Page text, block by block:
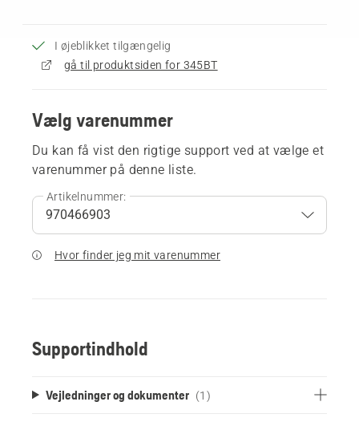
I øjeblikket tilgængelig
gå til produktsiden for 345BT
Vælg varenummer
Du kan få vist den rigtige support ved at vælge et
varenummer på denne liste.
Artikelnummer:
Hvor finder jeg mit varenummer
Supportindhold
Vejledninger og dokumenter (1)